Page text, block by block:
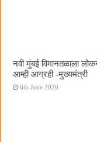
नवी मुंबई विमानतळाला
आम्ही आग्रही -मुख्यमंत्री
6th June 2026